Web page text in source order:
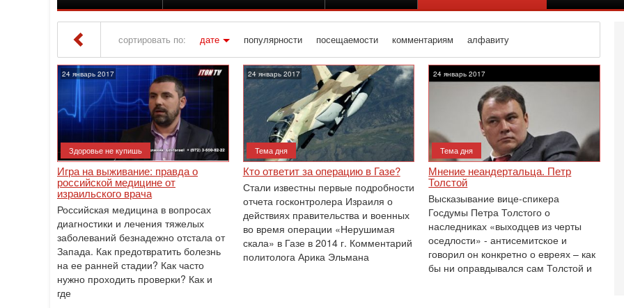
сортировать по: дате популярности посещаемости комментариям алфавиту
» Материалы за 24.01.2017
24 январь 2017
Здоровье не купишь
Игра на выживание: правда о
российской медицине от
израильского врача
Российская медицина в вопросах
диагностики и лечения тяжелых
заболеваний безнадежно отстала от
Запада. Как предотвратить болезнь
на ее ранней стадии? Как часто
нужно проходить проверки? Как и
где
24 январь 2017
Тема дня
Кто ответит за операцию в Газе?
Стали известны первые подробности
отчета госконтролера Израиля о
действиях правительства и военных
во время операции «Нерушимая
скала» в Газе в 2014 г. Комментарий
политолога Арика Эльмана
24 январь 2017
Тема дня
Мнение неандертальца. Петр
Толстой
Высказывание вице-спикера
Госдумы Петра Толстого о
наследниках «выходцев из черты
оседлости» - антисемитское и
говорил он конкретно о евреях – как
бы ни оправдывался сам Толстой и